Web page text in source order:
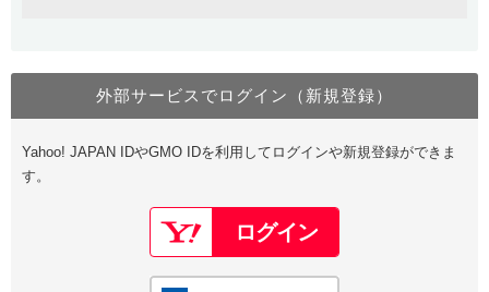
Value Domain Oneにログイン
Google
GMO ID Amazon
Value Domain Oneアカウント作成
以下でも登録可能
Google Yahoo!
外部サービスでログイン（新規登録）
Yahoo! JAPAN IDやGMO IDを利用してログインや新規登録ができま
す。